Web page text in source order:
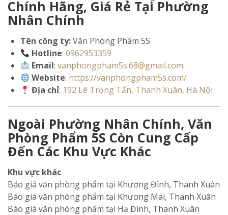
Chính Hãng, Giá Rẻ Tại Phường
Nhân Chính
Tên công ty:Văn Phòng Phẩm 5S
Hotline:0962953359
Email:vanphongpham5s.68@gmail.com
Website: https://vanphongpham5s.com/
Địa chỉ: 192 Lê Trọng Tấn, Thanh Xuân, Hà Nội
Ngoài Phường Nhân Chính, Văn
Phòng Phẩm 5S Còn Cung Cấp
Đến Các Khu Vực Khác
Khu vực khác
Báo giá văn phòng phẩm tại Khương Đình, Thanh Xuân
Báo giá văn phòng phẩm tại Khương Mai, Thanh Xuân
Báo giá văn phòng phẩm tại Hạ Đình, Thanh Xuân